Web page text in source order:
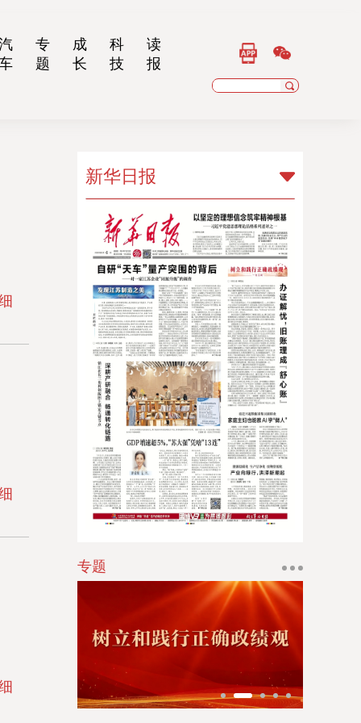
专
题
成
长
科
技
读
报
新华日报
新华日报
扬子晚报
乡村干部报
南京晨报
江苏经济报
江苏法治报
江南时报
新苏商
扬子体育报
银潮
华人时刊
专题